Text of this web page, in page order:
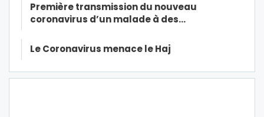
Première transmission du nouveau
coronavirus d’un malade à des…
Le Coronavirus menace le Haj